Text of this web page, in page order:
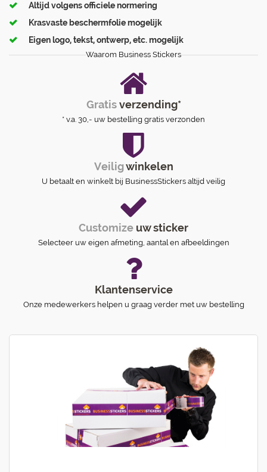
Altijd volgens officiele normering
Krasvaste beschermfolie mogelijk
Eigen logo, tekst, ontwerp, etc. mogelijk
Waarom Business Stickers
Gratisverzending*
* v.a. 30,- uw bestelling gratis verzonden
Veiligwinkelen
U betaalt en winkelt bij BusinessStickers altijd veilig
Customize uw sticker
Selecteer uw eigen afmeting, aantal en afbeeldingen
Klantenservice
Onze medewerkers helpen u graag verder met uw bestelling